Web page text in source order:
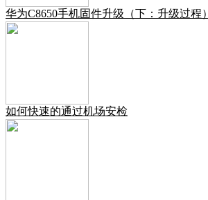
华为C8650手机固件升级（下：升级过程）
如何快速的通过机场安检